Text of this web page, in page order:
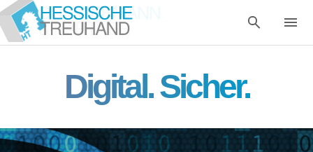
Digital. Sicher.